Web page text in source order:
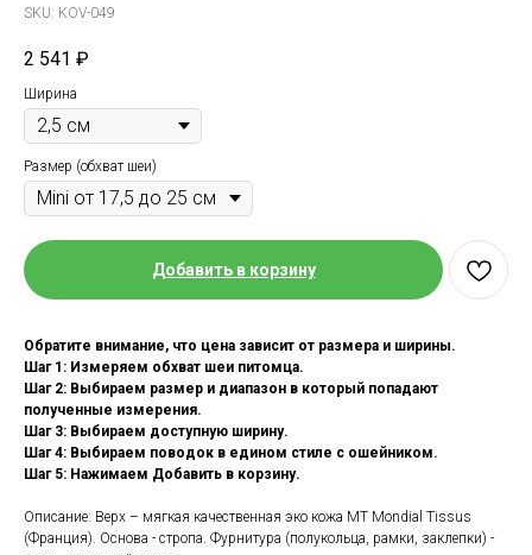
SKU: KOV-049
2 541 ₽
Ширина
Размер (обхват шеи)
Добавить в корзину
Обратите внимание, что цена зависит от размера и ширины.
Шаг 1: Измеряем обхват шеи питомца.
Шаг 2: Выбираем размер и диапазон в который попадают
полученные измерения.
Шаг 3: Выбираем доступную ширину.
Шаг 4: Выбираем поводок в едином стиле с ошейником.
Шаг 5: Нажимаем Добавить в корзину.
Описание: Верх – мягкая качественная эко кожа MT Mondial Tissus
(Франция). Основа - стропа. Фурнитура (полукольца, рамки, заклепки) -